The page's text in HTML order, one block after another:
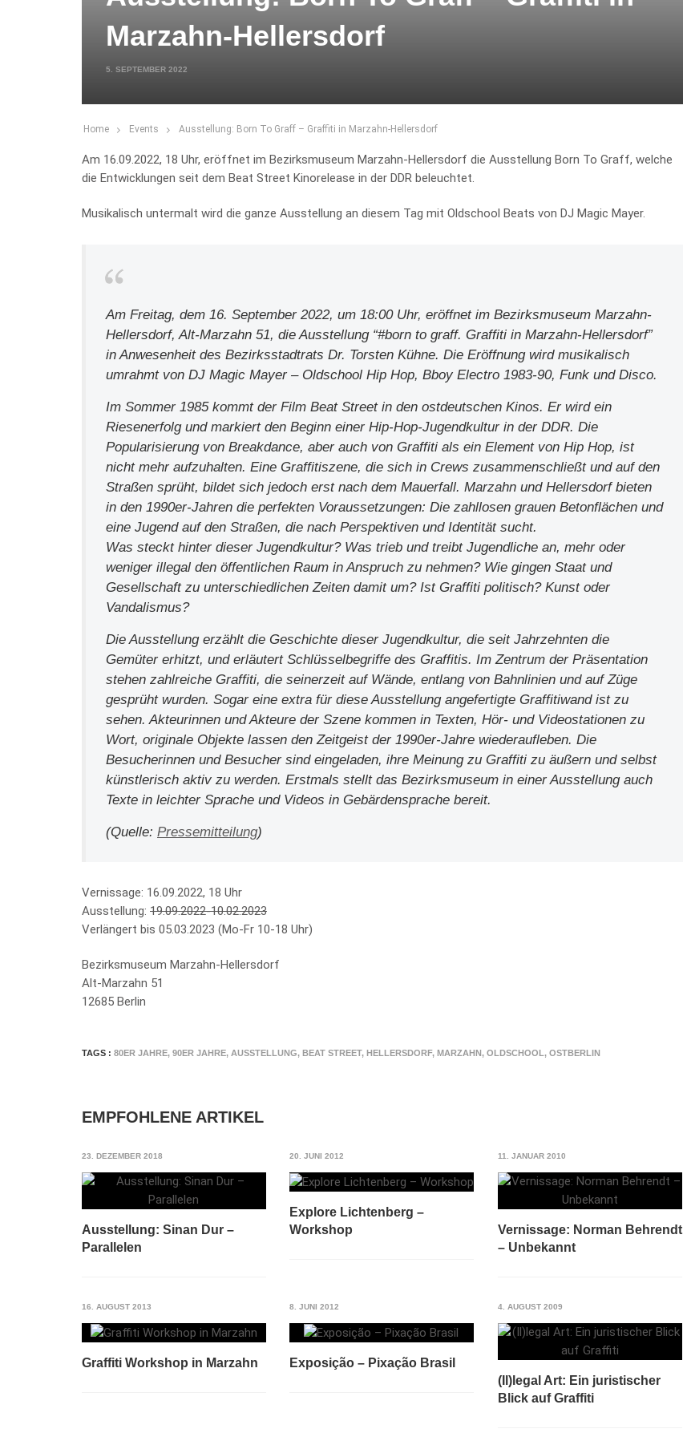
Marzahn-Hellersdorf
5. SEPTEMBER 2022
Home Events Ausstellung: Born To Graff – Graffiti in Marzahn-Hellersdorf
Am 16.09.2022, 18 Uhr, eröffnet im Bezirksmuseum Marzahn-Hellersdorf die Ausstellung Born To Graff, welche
die Entwicklungen seit dem Beat Street Kinorelease in der DDR beleuchtet.
Musikalisch untermalt wird die ganze Ausstellung an diesem Tag mit Oldschool Beats von DJ Magic Mayer.
Am Freitag, dem 16. September 2022, um 18:00 Uhr, eröffnet im Bezirksmuseum Marzahn-
Hellersdorf, Alt-Marzahn 51, die Ausstellung “#born to graff. Graffiti in Marzahn-Hellersdorf”
in Anwesenheit des Bezirksstadtrats Dr. Torsten Kühne. Die Eröffnung wird musikalisch
umrahmt von DJ Magic Mayer – Oldschool Hip Hop, Bboy Electro 1983-90, Funk und Disco.
Im Sommer 1985 kommt der Film Beat Street in den ostdeutschen Kinos. Er wird ein
Riesenerfolg und markiert den Beginn einer Hip-Hop-Jugendkultur in der DDR. Die
Popularisierung von Breakdance, aber auch von Graffiti als ein Element von Hip Hop, ist
nicht mehr aufzuhalten. Eine Graffitiszene, die sich in Crews zusammenschließt und auf den
Straßen sprüht, bildet sich jedoch erst nach dem Mauerfall. Marzahn und Hellersdorf bieten
in den 1990er-Jahren die perfekten Voraussetzungen: Die zahllosen grauen Betonflächen und
eine Jugend auf den Straßen, die nach Perspektiven und Identität sucht.
Was steckt hinter dieser Jugendkultur? Was trieb und treibt Jugendliche an, mehr oder
weniger illegal den öffentlichen Raum in Anspruch zu nehmen? Wie gingen Staat und
Gesellschaft zu unterschiedlichen Zeiten damit um? Ist Graffiti politisch? Kunst oder
Vandalismus?
Die Ausstellung erzählt die Geschichte dieser Jugendkultur, die seit Jahrzehnten die
Gemüter erhitzt, und erläutert Schlüsselbegriffe des Graffitis. Im Zentrum der Präsentation
stehen zahlreiche Graffiti, die seinerzeit auf Wände, entlang von Bahnlinien und auf Züge
gesprüht wurden. Sogar eine extra für diese Ausstellung angefertigte Graffitiwand ist zu
sehen. Akteurinnen und Akteure der Szene kommen in Texten, Hör- und Videostationen zu
Wort, originale Objekte lassen den Zeitgeist der 1990er-Jahre wiederaufleben. Die
Besucherinnen und Besucher sind eingeladen, ihre Meinung zu Graffiti zu äußern und selbst
künstlerisch aktiv zu werden. Erstmals stellt das Bezirksmuseum in einer Ausstellung auch
Texte in leichter Sprache und Videos in Gebärdensprache bereit.
(Quelle: Pressemitteilung)
Vernissage: 16.09.2022, 18 Uhr
Ausstellung: 19.09.2022-10.02.2023
Verlängert bis 05.03.2023 (Mo-Fr 10-18 Uhr)
Bezirksmuseum Marzahn-Hellersdorf
Alt-Marzahn 51
12685 Berlin
TAGS : 80ER JAHRE, 90ER JAHRE, AUSSTELLUNG, BEAT STREET, HELLERSDORF, MARZAHN, OLDSCHOOL , OSTBERLIN
EMPFOHLENE ARTIKEL
23. DEZEMBER 2018
Ausstellung: Sinan Dur –
Parallelen
20. JUNI 2012
Explore Lichtenberg –
Workshop
11. JANUAR 2010
Vernissage: Norman Behrendt
– Unbekannt
16. AUGUST 2013
Graffiti Workshop in Marzahn
8. JUNI 2012
Exposição – Pixação Brasil
4. AUGUST 2009
(Il)legal Art: Ein juristischer
Blick auf Graffiti